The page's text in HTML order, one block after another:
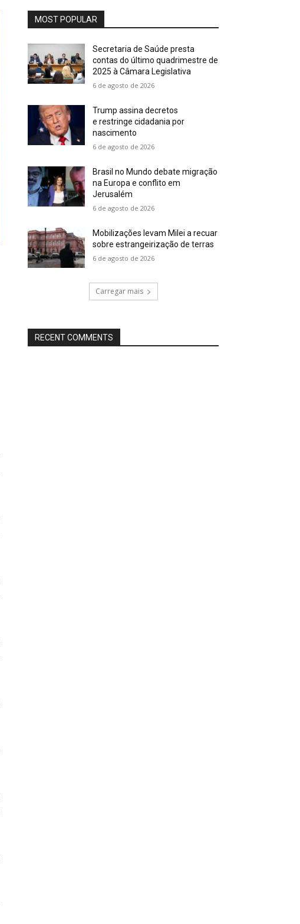
MOST POPULAR
Secretaria de Saúde presta
contas do último quadrimestre de
2025 à Câmara Legislativa
6 de agosto de 2026
Trump assina decretos
e restringe cidadania por
nascimento
6 de agosto de 2026
Brasil no Mundo debate migração
na Europa e conflito em
Jerusalém
6 de agosto de 2026
Mobilizações levam Milei a recuar
sobre estrangeirização de terras
6 de agosto de 2026
Carregar mais
RECENT COMMENTS